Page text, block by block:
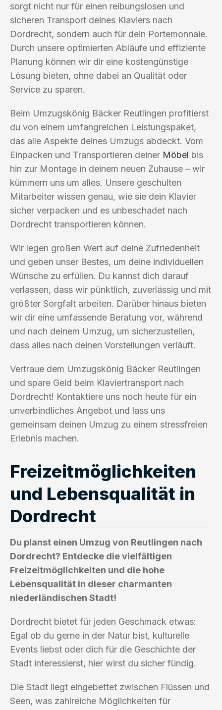
sorgt nicht nur für einen reibungslosen und
sicheren Transport deines Klaviers nach
Dordrecht, sondern auch für dein Portemonnaie.
Durch unsere optimierten Abläufe und effiziente
Planung können wir dir eine kostengünstige
Lösung bieten, ohne dabei an Qualität oder
Service zu sparen.
Beim Umzugskönig Bäcker Reutlingen profitierst
du von einem umfangreichen Leistungspaket,
das alle Aspekte deines Umzugs abdeckt. Vom
Einpacken und Transportieren deiner Möbel bis
hin zur Montage in deinem neuen Zuhause – wir
kümmern uns um alles. Unsere geschulten
Mitarbeiter wissen genau, wie sie dein Klavier
sicher verpacken und es unbeschadet nach
Dordrecht transportieren können.
Wir legen großen Wert auf deine Zufriedenheit
und geben unser Bestes, um deine individuellen
Wünsche zu erfüllen. Du kannst dich darauf
verlassen, dass wir pünktlich, zuverlässig und mit
größter Sorgfalt arbeiten. Darüber hinaus bieten
wir dir eine umfassende Beratung vor, während
und nach deinem Umzug, um sicherzustellen,
dass alles nach deinen Vorstellungen verläuft.
Vertraue dem Umzugskönig Bäcker Reutlingen
und spare Geld beim Klaviertransport nach
Dordrecht! Kontaktiere uns noch heute für ein
unverbindliches Angebot und lass uns
gemeinsam deinen Umzug zu einem stressfreien
Erlebnis machen.
Freizeitmöglichkeiten
und Lebensqualität in
Dordrecht
Du planst einen Umzug von Reutlingen nach
Dordrecht? Entdecke die vielfältigen
Freizeitmöglichkeiten und die hohe
Lebensqualität in dieser charmanten
niederländischen Stadt!
Dordrecht bietet für jeden Geschmack etwas:
Egal ob du gerne in der Natur bist, kulturelle
Events liebst oder dich für die Geschichte der
Stadt interessierst, hier wirst du sicher fündig.
Die Stadt liegt eingebettet zwischen Flüssen und
Seen, was zahlreiche Möglichkeiten für